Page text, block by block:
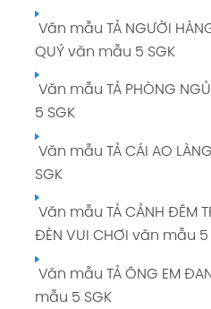
Văn mẫu TẢ NGƯỜI
QUÝ văn mẫu 5 SGK
Văn mẫu TẢ PHÒNG
5 SGK
Văn mẫu TẢ CÁI AO
SGK
Văn mẫu TẢ CẢNH ĐÊM
ĐÈN VUI CHƠI văn mẫu 5
Văn mẫu TẢ ÔNG EM
mẫu 5 SGK